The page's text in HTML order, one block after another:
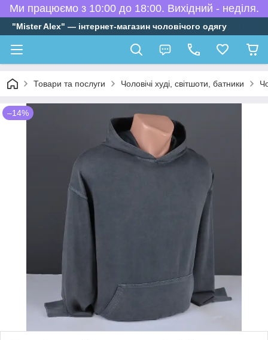
Ми працюємо з 10:00 до 18:00. Вихідний - неділя.
"Mister Alex" — інтернет-магазин чоловічого одягу
Товари та послуги Чоловічі худі, світшоти, батники
–14%